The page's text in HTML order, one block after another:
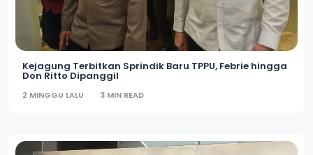
Kejagung Terbitkan Sprindik Baru TPPU, Febrie hingga
Don Ritto Dipanggil
2 MINGGU LALU 3 MIN READ